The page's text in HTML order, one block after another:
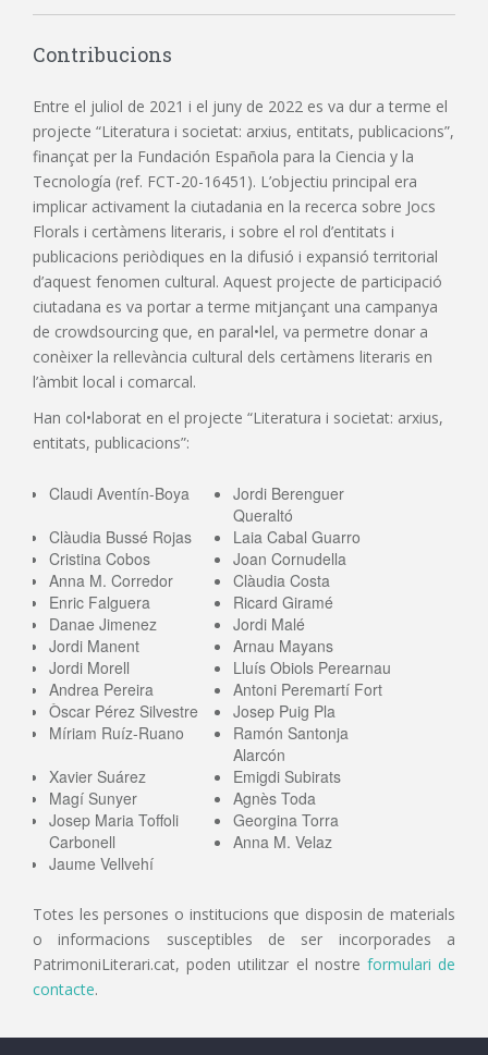
Contribucions
Entre el juliol de 2021 i el juny de 2022 es va dur a terme el
projecte “Literatura i societat: arxius, entitats, publicacions”,
finançat per la Fundación Española para la Ciencia y la
Tecnología (ref. FCT-20-16451). L’objectiu principal era
implicar activament la ciutadania en la recerca sobre Jocs
Florals i certàmens literaris, i sobre el rol d’entitats i
publicacions periòdiques en la difusió i expansió territorial
d’aquest fenomen cultural. Aquest projecte de participació
ciutadana es va portar a terme mitjançant una campanya
de crowdsourcing que, en paral•lel, va permetre donar a
conèixer la rellevància cultural dels certàmens literaris en
l’àmbit local i comarcal.
Han col•laborat en el projecte “Literatura i societat: arxius,
entitats, publicacions”:
Claudi Aventín-Boya
Jordi Berenguer
Queraltó
Clàudia Bussé Rojas
Laia Cabal Guarro
Cristina Cobos
Joan Cornudella
Anna M. Corredor
Clàudia Costa
Enric Falguera
Ricard Giramé
Danae Jimenez
Jordi Malé
Jordi Manent
Arnau Mayans
Jordi Morell
Lluís Obiols Perearnau
Andrea Pereira
Antoni Peremartí Fort
Òscar Pérez Silvestre
Josep Puig Pla
Míriam Ruíz-Ruano
Ramón Santonja
Alarcón
Xavier Suárez
Emigdi Subirats
Magí Sunyer
Agnès Toda
Josep Maria Toffoli
Carbonell
Georgina Torra
Anna M. Velaz
Jaume Vellvehí
Totes les persones o institucions que disposin de materials
o informacions susceptibles de ser incorporades a
PatrimoniLiterari.cat, poden utilitzar el nostre formulari de
contacte.